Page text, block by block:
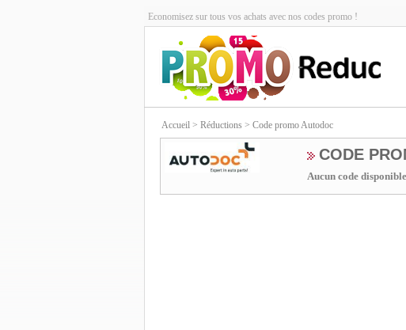
Economisez sur tous vos achats avec nos codes promo !
Accueil > Réductions > Code promo Autodoc
CODE
Aucun code